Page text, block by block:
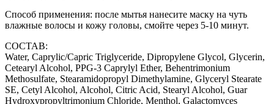
Способ применения: после мытья нанесите маску на чуть
влажные волосы и кожу головы, смойте через 5-10 минут.
СОСТАВ:
Water, Caprylic/Capric Triglyceride, Dipropylene Glycol, Glycerin,
Cetearyl Alcohol, PPG-3 Caprylyl Ether, Behentrimonium
Methosulfate, Stearamidopropyl Dimethylamine, Glyceryl Stearate
SE, Cetyl Alcohol, Alcohol, Citric Acid, Stearyl Alcohol, Guar
Hydroxypropyltrimonium Chloride, Menthol, Galactomyces